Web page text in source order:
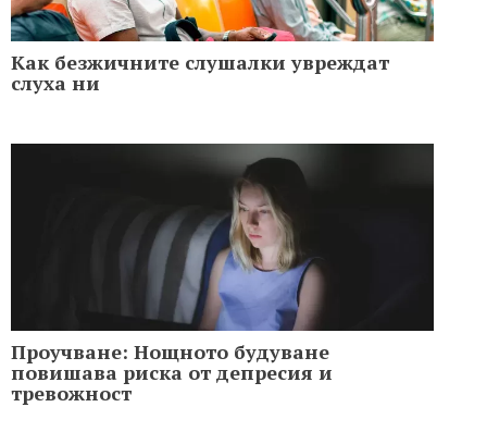
Как безжичните слушалки увреждат
слуха ни
Проучване: Нощното будуване
повишава риска от депресия и
тревожност